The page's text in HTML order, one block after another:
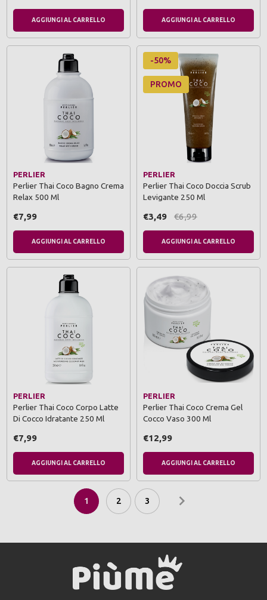
AGGIUNGI AL CARRELLO AGGIUNGI AL CARRELLO
PERLIER
Perlier Thai Coco Bagno Crema
Relax 500 Ml
€7,99
AGGIUNGI AL CARRELLO
-50%
PROMO
PERLIER
Perlier Thai Coco Doccia Scrub
Levigante 250 Ml
€3,49 €6,99
AGGIUNGI AL CARRELLO
PERLIER
Perlier Thai Coco Corpo Latte
Di Cocco Idratante 250 Ml
€7,99
AGGIUNGI AL CARRELLO
PERLIER
Perlier Thai Coco Crema Gel
Cocco Vaso 300 Ml
€12,99
AGGIUNGI AL CARRELLO
1 2 3